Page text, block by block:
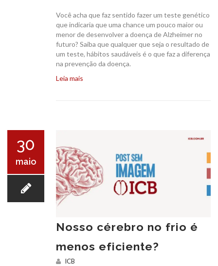
Você acha que faz sentido fazer um teste genético
que indicaria que uma chance um pouco maior ou
menor de desenvolver a doença de Alzheimer no
futuro? Saiba que qualquer que seja o resultado de
um teste, hábitos saudáveis é o que faz a diferença
na prevenção da doença.
Leia mais
30
maio
Nosso cérebro no frio é
menos eficiente?
ICB